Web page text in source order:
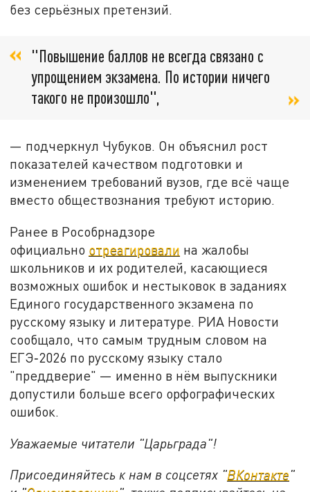
без серьёзных претензий.
"Повышение баллов не всегда связано с
упрощением экзамена. По истории ничего
такого не произошло",
— подчеркнул Чубуков. Он объяснил рост
показателей качеством подготовки и
изменением требований вузов, где всё чаще
вместо обществознания требуют историю.
Ранее в Рособрнадзоре
официально отреагировали на жалобы
школьников и их родителей, касающиеся
возможных ошибок и нестыковок в заданиях
Единого государственного экзамена по
русскому языку и литературе. РИА Новости
сообщало, что самым трудным словом на
ЕГЭ‑2026 по русскому языку стало
"преддверие" — именно в нём выпускники
допустили больше всего орфографических
ошибок.
Уважаемые читатели "Царьграда"!
Присоединяйтесь к нам в соцсетях "ВКонтакте"